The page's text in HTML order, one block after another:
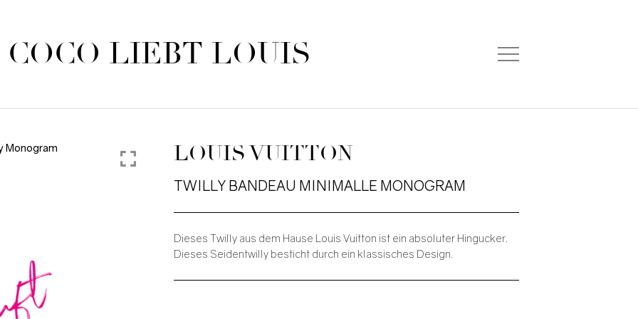
COCO LIEBT LOUIS
LOUIS VUITTON
TWILLY BANDEAU MINIMALLE MONOGRAM
Dieses Twilly aus dem Hause Louis Vuitton ist ein absoluter Hingucker.
Dieses Seidentwilly besticht durch ein klassisches Design.